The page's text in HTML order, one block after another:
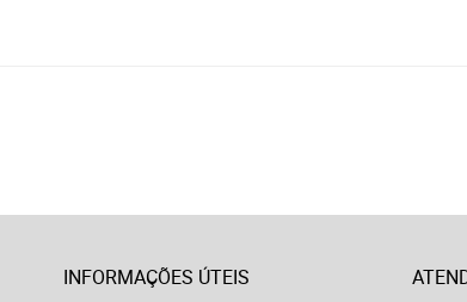
INFORMAÇÕES ÚTEIS